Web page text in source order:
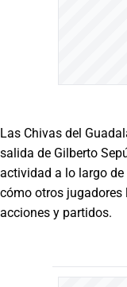
Las Chivas del
salida de Gilberto
actividad a lo largo
cómo otros
acciones y partidos.